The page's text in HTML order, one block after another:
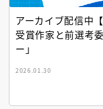
アーカイブ配信中
受賞作家と前選考
ー」
2026.01.30